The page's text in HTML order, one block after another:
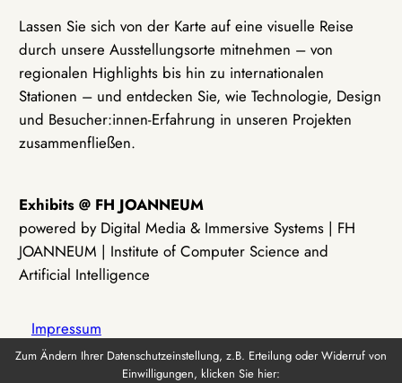
Lassen Sie sich von der Karte auf eine visuelle Reise
durch unsere Ausstellungsorte mitnehmen – von
regionalen Highlights bis hin zu internationalen
Stationen – und entdecken Sie, wie Technologie, Design
und Besucher:innen-Erfahrung in unseren Projekten
zusammenfließen.
Exhibits @ FH JOANNEUM
powered by Digital Media & Immersive Systems | FH
JOANNEUM | Institute of Computer Science and
Artificial Intelligence
Impressum
Zum Ändern Ihrer Datenschutzeinstellung, z.B. Erteilung oder Widerruf von
Einwilligungen, klicken Sie hier: